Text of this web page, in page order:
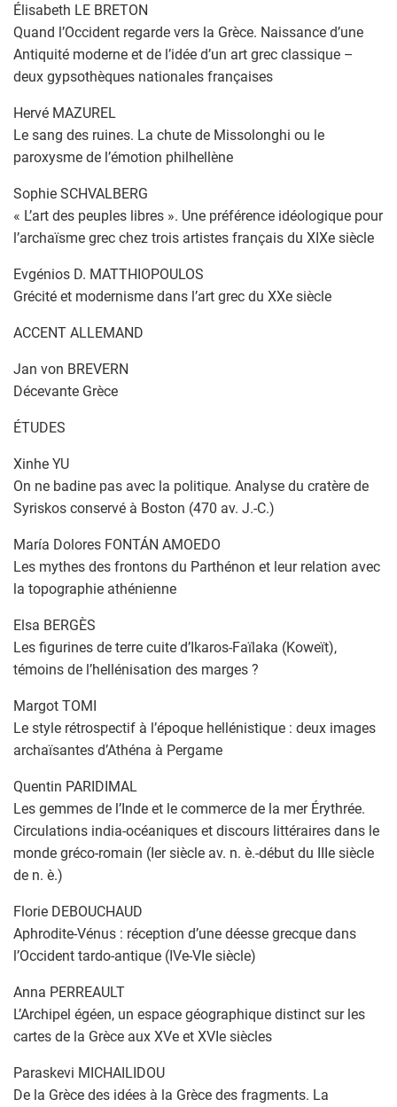
Élisabeth LE BRETON
Quand l’Occident regarde vers la Grèce. Naissance d’une
Antiquité moderne et de l’idée d’un art grec classique –
deux gypsothèques nationales françaises
Hervé MAZUREL
Le sang des ruines. La chute de Missolonghi ou le
paroxysme de l’émotion philhellène
Sophie SCHVALBERG
« L’art des peuples libres ». Une préférence idéologique pour
l’archaïsme grec chez trois artistes français du XIXe siècle
Evgénios D. MATTHIOPOULOS
Grécité et modernisme dans l’art grec du XXe siècle
ACCENT ALLEMAND
Jan von BREVERN
Décevante Grèce
ÉTUDES
Xinhe YU
On ne badine pas avec la politique. Analyse du cratère de
Syriskos conservé à Boston (470 av. J.-C.)
María Dolores FONTÁN AMOEDO
Les mythes des frontons du Parthénon et leur relation avec
la topographie athénienne
Elsa BERGÈS
Les figurines de terre cuite d’Ikaros-Faïlaka (Koweït),
témoins de l’hellénisation des marges ?
Margot TOMI
Le style rétrospectif à l’époque hellénistique : deux images
archaïsantes d’Athéna à Pergame
Quentin PARIDIMAL
Les gemmes de l’Inde et le commerce de la mer Érythrée.
Circulations india-océaniques et discours littéraires dans le
monde gréco-romain (Ier siècle av. n. è.-début du IIIe siècle
de n. è.)
Florie DEBOUCHAUD
Aphrodite-Vénus : réception d’une déesse grecque dans
l’Occident tardo-antique (IVe-VIe siècle)
Anna PERREAULT
L’Archipel égéen, un espace géographique distinct sur les
cartes de la Grèce aux XVe et XVIe siècles
Paraskevi MICHAILIDOU
De la Grèce des idées à la Grèce des fragments. La